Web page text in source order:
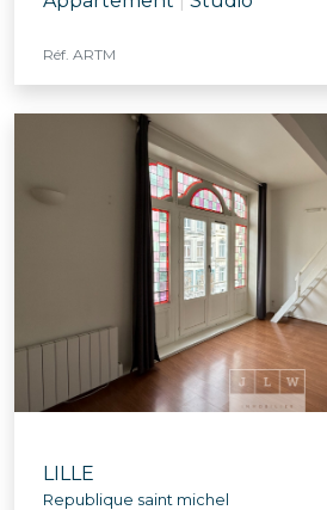
Réf. ARTM
LILLE
Republique saint michel